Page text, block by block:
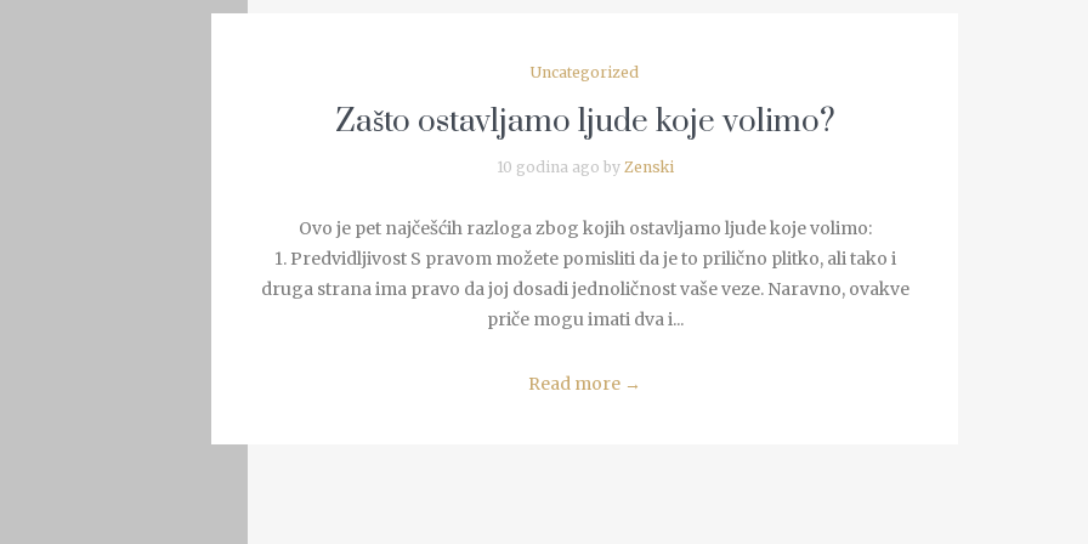
Uncategorized
Zašto ostavljamo ljude koje volimo?
10 godina ago by Zenski
Ovo je pet najčešćih razloga zbog kojih ostavljamo ljude koje volimo:
1. Predvidljivost S pravom možete pomisliti da je to prilično plitko, ali tako i
druga strana ima pravo da joj dosadi jednoličnost vaše veze. Naravno, ovakve
priče mogu imati dva i...
Read more →